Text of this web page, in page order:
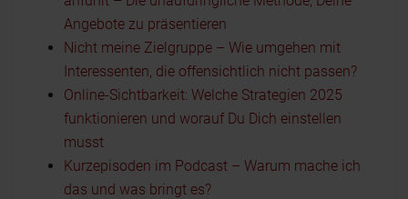
Angebote zu präsentieren
Nicht meine Zielgruppe – Wie umgehen mit
Interessenten, die offensichtlich nicht passen?
Online-Sichtbarkeit: Welche Strategien 2025
funktionieren und worauf Du Dich einstellen
musst
Kurzepisoden im Podcast – Warum mache ich
das und was bringt es?